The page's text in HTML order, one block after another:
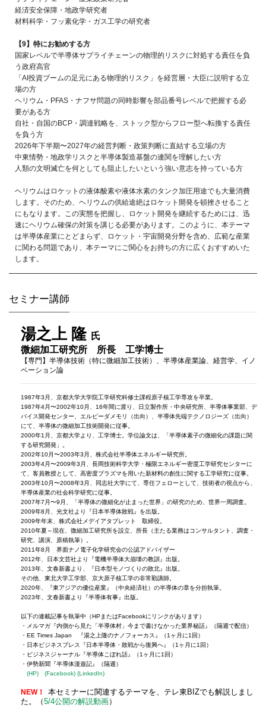
経済安全保障・地政学研究者
材料科学・フッ素化学・ガス工学の研究者
【9】特にお勧めする方
国家レベルで半導体サプライチェーンの物理的リスクに対処する責任を負
う政府高官
「AI投資ブームの足元にある物理的リスク」を経営層・大臣に説明する立
場の方
ヘリウム・PFAS・ナフサ問題の同時影響を部品番号レベルで把握する必
要がある方
自社・自国のBCP・調達戦略を、ストック型からフロー型へ転換する責任
を負う方
2026年下半期〜2027年の経営判断・政策判断に直結する立場の方
中東情勢・地政学リスクと半導体製造基盤の連関を理解したい方
人類の文明滅亡を何としても阻止したいという強い意志を持っている方
ヘリウムはロケットの液体酸素や液体水素のタンク加圧用途でも大量消費
します。そのため、ヘリウムの供給途絶はロケット開発を頓挫させること
にもなります。この実態を把握し、ロケット開発を継続するためには、迅
速にヘリウム確保の対策を講じる必要があります。このように、本テーマ
は半導体産業にとどまらず、ロケット・宇宙開発分野を含め、広範な産業
に関わる問題であり、本テーマにご関心をお持ちの方に広くおすすめいた
します。
セミナー講師
​湯之上 隆 氏
微細加工研究所 所長 工学博士
【専門】半導体技術（特に微細加工技術）、半導体産業論、経営学、イノ
ベーション論
1987年3月、京都大学大学院工学研究科修士課程原子核工学専攻を卒業。
1987年4月〜2002年10月、16年間に渡り、日立製作所・中央研究所、半導体事業部、デ
バイス開発センター、エルピーダメモリ（出向）、半導体先端テクノロジーズ（出向）
にて、半導体の微細加工技術開発に従事。
2000年1月、京都大学より、工学博士。学位論文は、「半導体素子の微細化の課題に関
する研究開発」。
2002年10月〜2003年3月、株式会社半導体エネルギー研究所。
2003年4月〜2009年3月、長岡技術科学大学・極限エネルギー密度工学研究センターに
て、客員教授として、高密度プラズマを用いた新材料の創生に関する工学研究に従事。
2003年10月〜2008年3月、同志社大学にて、専任フェローとして、技術者の視点から、
半導体産業の社会科学研究に従事。
2007年7月〜9月、「半導体の微細化が止まった世界」の研究のため、世界一周調査。
2009年8月、光文社より『日本半導体敗戦』を出版。
2009年年末、株式会社メデイアタブレット 取締役。
2010年夏～現在、微細加工研究所を設立、所長（主たる業務はコンサルタント、調査・
研究、講演、原稿執筆）。
2011年8月 界面ナノ電子化学研究会の公認アドバイザー
2012年、日本文芸社より『電機半導体大崩壊の教訓』出版。
2013年、文春新書より、『日本型モノづくりの敗北』出版。
その他、東北大学工学部、京大原子核工学の非常勤講師。
2020年、『東アジアの優位産業』（中央経済社）の半導体の章を分担執筆。
2023年、文春新書より『半導体有事』出版。
以下の連載記事を執筆中（HPまたはFacebookにリンクがあります）
・メルマガ『内側から見た「半導体村」今まで書けなかった業界秘話』（隔週で配信）
・EE Times Japan 『湯之上隆のナノフォーカス』（1ヶ月に1回）
・日本ビジネスプレス『日本半導体・敗戦から復興へ』（1ヶ月に1回）
・ビジネスジャーナル『半導体こぼれ話』（1ヶ月に1回）
・伊勢新聞『半導体漫遊記』（隔週）
(HP)
(Facebook) (LinkedIn)
NEW！ 本セミナーに関連するテーマを、テレ東BIZでも解説しまし
た。（5/4公開の解説動画 ）